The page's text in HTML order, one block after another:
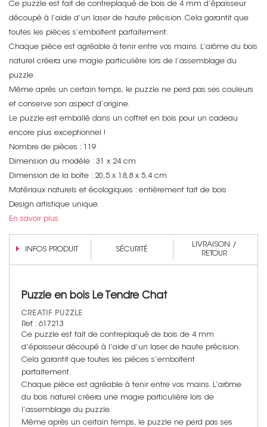
Ce puzzle est fait de contreplaqué de bois de 4 mm d’épaisseur
découpé à l’aide d’un laser de haute précision. Cela garantit que
toutes les pièces s’emboîtent parfaitement.
Chaque pièce est agréable à tenir entre vos mains. L’arôme du bois
naturel créera une magie particulière lors de l’assemblage du
puzzle.
Même après un certain temps, le puzzle ne perd pas ses couleurs
et conserve son aspect d’origine.
Le puzzle est emballé dans un coffret en bois pour un cadeau
encore plus exceptionnel !
Nombre de pièces : 119
Dimension du modèle : 31 x 24 cm
Dimension de la boîte : 20,5 x 18,8 x 5,4 cm
Matériaux naturels et écologiques : entièrement fait de bois
Design artistique unique.
En savoir plus
INFOS PRODUIT SÉCURITÉ
LIVRAISON /
RETOUR
Puzzle en bois Le Tendre Chat
CREATIF PUZZLE
Ref : 617213
Ce puzzle est fait de contreplaqué de bois de 4 mm
d’épaisseur découpé à l’aide d’un laser de haute précision.
Cela garantit que toutes les pièces s’emboîtent
parfaitement.
Chaque pièce est agréable à tenir entre vos mains. L’arôme
du bois naturel créera une magie particulière lors de
l’assemblage du puzzle.
Même après un certain temps, le puzzle ne perd pas ses